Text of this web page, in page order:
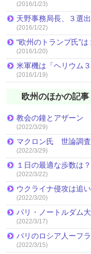
(2016/1/23)
天野事務局長、３選
(2016/1/22)
“欧州のトランプ氏”
(2016/1/20)
米軍機は「ヘリウム
(2016/1/19)
欧州のほかの記事
教会の鐘とアザーン
(2022/3/29)
マクロン氏 世論調
(2022/3/29)
１日の最適な歩数は
(2022/3/22)
ウクライナ侵攻は追
(2022/3/20)
パリ・ノートルダム
(2022/3/17)
パリのロシア人ーフ
(2022/3/15)